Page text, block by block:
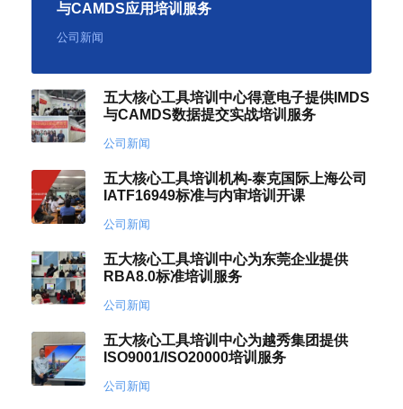
与CAMDS应用培训服务
公司新闻
五大核心工具培训中心得意电子提供IMDS
与CAMDS数据提交实战培训服务
公司新闻
五大核心工具培训机构-泰克国际上海公司
IATF16949标准与内审培训开课
公司新闻
五大核心工具培训中心为东莞企业提供
RBA8.0标准培训服务
公司新闻
五大核心工具培训中心为越秀集团提供
ISO9001/ISO20000培训服务
公司新闻